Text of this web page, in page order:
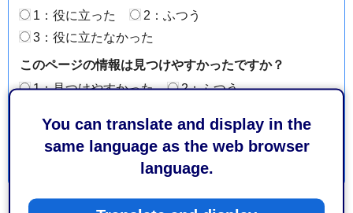
You can translate and display in the
same language as the web browser
language.
1：役に立った
2：ふつう
3：役に立たなかった
このページの情報は見つけやすかったですか？
1：見つけやすかった
2：ふつう